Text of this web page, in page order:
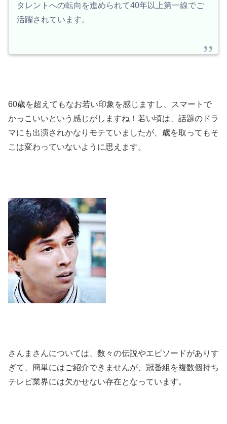
タレントへの転向を進められて40年以上第一線でご
活躍されています。
60歳を超えてもなお若い印象を感じますし、スマートで
かっこいいという感じがしますね！若い頃は、話題のドラ
マにも出演されかなりモテていましたが、歳を取ってもそ
こは変わっていないように思えます。
さんまさんについては、数々の伝説やエピソードがありす
ぎて、簡単にはご紹介できませんが、冠番組を複数個持ち
テレビ業界には欠かせない存在となっています。